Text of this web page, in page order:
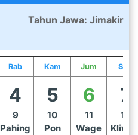
Tahun Jawa: Jimakir
Rab Kam Jum Sab
4
9
Pahing
5
10
Pon
6
11
Wage
7
12